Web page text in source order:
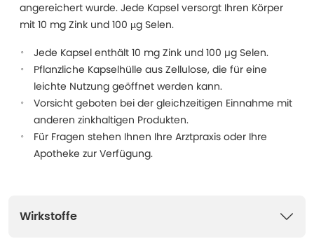
angereichert wurde. Jede Kapsel versorgt Ihren Körper
mit 10 mg Zink und 100 µg Selen.
Jede Kapsel enthält 10 mg Zink und 100 µg Selen.
Pflanzliche Kapselhülle aus Zellulose, die für eine
leichte Nutzung geöffnet werden kann.
Vorsicht geboten bei der gleichzeitigen Einnahme mit
anderen zinkhaltigen Produkten.
Für Fragen stehen Ihnen Ihre Arztpraxis oder Ihre
Apotheke zur Verfügung.
Wirkstoffe